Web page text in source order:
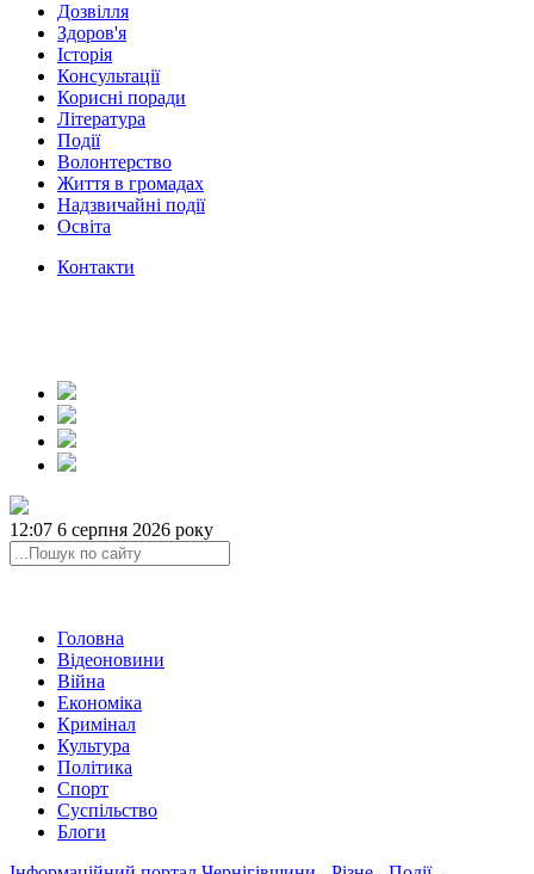
Дозвілля
Здоров'я
Історія
Консультації
Корисні поради
Література
Події
Волонтерство
Життя в громадах
Надзвичайні події
Освіта
Контакти
12:07 6 серпня 2026 року
Головна
Відеоновини
Війна
Економіка
Кримінал
Культура
Політика
Спорт
Суспільство
Блоги